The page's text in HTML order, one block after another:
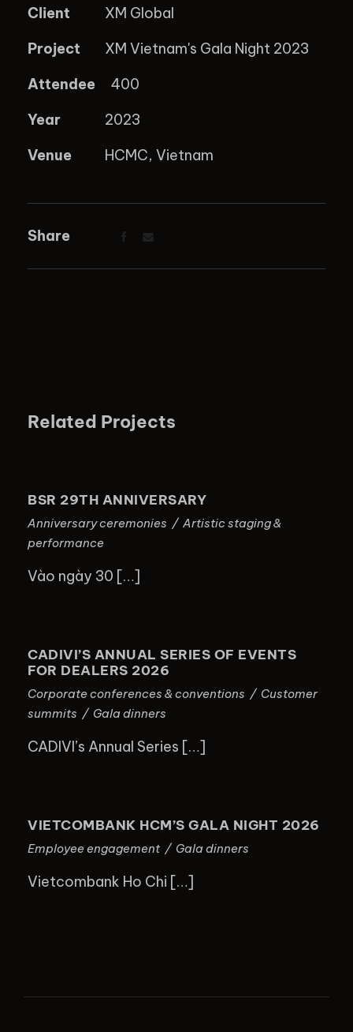
Client
XM Global
Project
XM Vietnam's Gala Night 2023
Attendee
400
Year
2023
Venue
HCMC, Vietnam
Share
Related Projects
BSR 29TH ANNIVERSARY
Anniversary ceremonies / Artistic staging &
performance
Vào ngày 30 […]
EVENTS FOR DEALERS 2026
CADIVI’S ANNUAL SERIES OF EVENTS
FOR DEALERS 2026
Corporate conferences & conventions / Customer
summits / Gala dinners
CADIVI’s Annual Series […]
2026
VIETCOMBANK HCM’S GALA NIGHT 2026
Employee engagement / Gala dinners
Vietcombank Ho Chi […]